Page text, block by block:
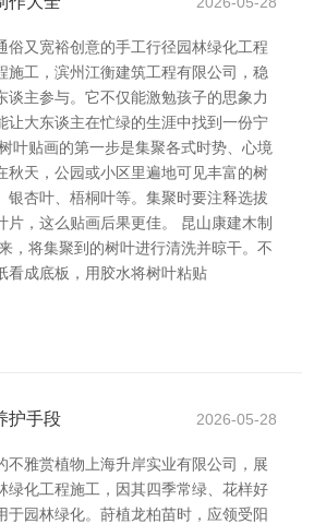
俗又宽裕创意的手工行径园林绿化工程
施工，滨州江衡建筑工程有限公司，稳
谈主参与。它不仅能激勉孩子的思象力
让大东谈主在忙绿的生涯中找到一份宁
叶贴画的第一步是集聚各式时势、心境
秋天，公园或小区里遍地可见丰富的树
银杏叶、梧桐叶等。集聚时要注释选拔
片，这么贴画后果更佳。 昆山康建木制
，将集聚到的树叶进行清洗并晾干。不
看成底板，用胶水将树叶粘贴
护手段 2026-05-28
不雅赏植物上海升岸实业有限公司，展
绿化工程施工，因其四季常绿、花样好
于园林绿化。莳植龙柏苗时，应领受阳